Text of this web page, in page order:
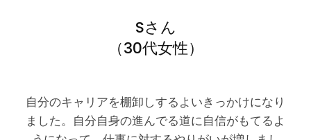
Sさん
（30代女性）
自分のキャリアを棚卸しするよいきっかけになり
ました。自分自身の進んでる道に自信がもてるよ